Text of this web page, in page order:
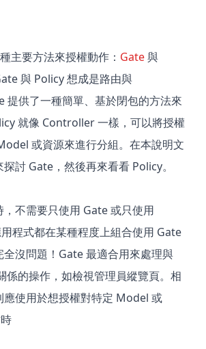
主要方法來授權動作： Gate與
與 Policy 想成是路由與
供了一種簡單、基於閉包的方法來
就像 Controller 一樣，可以將授權
或資源來進行分組。在本說明文
討 Gate，然後再來看看 Policy。
不需要只使用 Gate 或只使用
程式都在某種程度上組合使用 Gate
沒問題！Gate 最適合用來處理與
係的操作，如檢視管理員縱覽頁。相
應使用於想授權對特定 Model 或